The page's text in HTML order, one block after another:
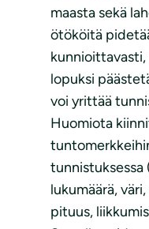
maasta sekä
ötököitä
lopuksi
voi yrittää
Huomiota
tunnistuksessa
lukumäärä,
pituus,